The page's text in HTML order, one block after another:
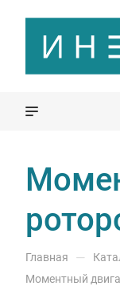
Главная —
Моментный